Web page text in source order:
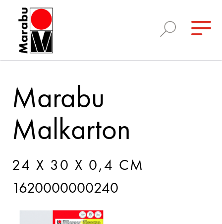
Marabu
Malkarton
24 X 30 X 0,4 CM
1620000000240